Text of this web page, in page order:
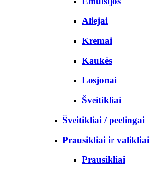
Aliejai
Kremai
Kaukės
Losjonai
Šveitikliai
Šveitikliai / peelingai
Prausikliai ir valikliai
Prausikliai